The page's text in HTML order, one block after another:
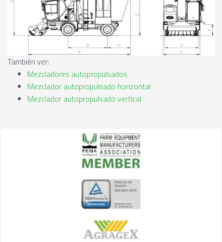
También ver:
Mezcladores autopropulsados
Mezclador autopropulsado horizontal
Mezclador autopropulsado vertical